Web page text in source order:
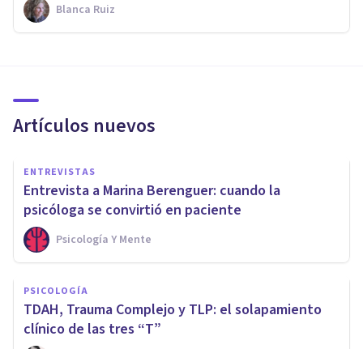
Blanca Ruiz
Artículos nuevos
ENTREVISTAS
Entrevista a Marina Berenguer: cuando la
psicóloga se convirtió en paciente
Psicología Y Mente
PSICOLOGÍA
TDAH, Trauma Complejo y TLP: el solapamiento
clínico de las tres “T”